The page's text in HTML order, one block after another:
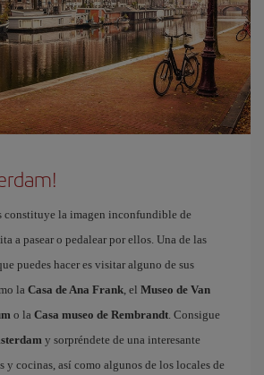
constituye la imagen inconfundible de
a pasear o pedalear por ellos. Una de las
puedes hacer es visitar alguno de sus
la Casa de Ana Frank, el Museo de Van
o la Casa museo de Rembrandt. Consigue
y sorpréndete de una interesante
y cocinas, así como algunos de los locales de